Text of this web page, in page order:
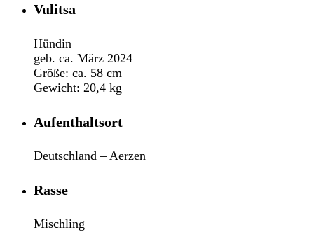
Vulitsa
Hündin
geb. ca. März 2024
Größe: ca. 58 cm
Gewicht: 20,4 kg
Aufenthaltsort
Deutschland – Aerzen
Rasse
Mischling